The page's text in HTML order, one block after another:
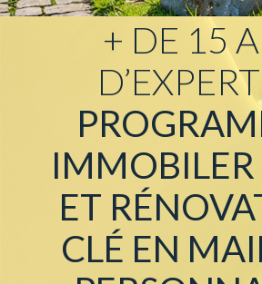
NOVES (13550)
138 900€
+ DE 15
IMMOBILER
ET
CLÉ EN